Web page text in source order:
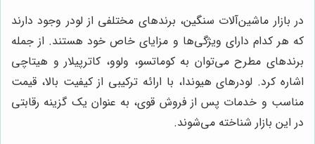
در بازار ماشین‌آلات سنگین، برندهای مختلفی از لودر وجود دارند
که هر کدام دارای ویژگی‌ها و مزایای خاص خود هستند. از جمله
برندهای مطرح می‌توان به کوماتسو، ولوو، کاترپیلار و هیتاچی
اشاره کرد. لودرهای هیوندا، با ارائه ترکیبی از کیفیت بالا، قیمت
مناسب و خدمات پس از فروش قوی، به عنوان یک گزینه رقابتی
در این بازار شناخته می‌شوند.